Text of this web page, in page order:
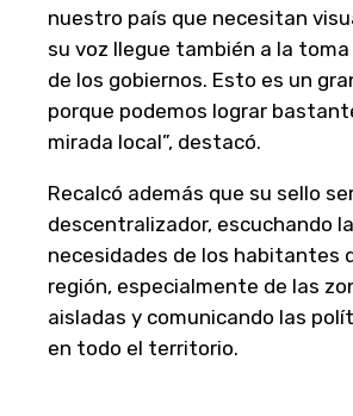
nuestro país que necesitan
su voz llegue también a la
de los gobiernos. Esto es un
porque podemos lograr
mirada local”, destacó.
Recalcó además que su sello
descentralizador, escuchando
necesidades de los habitantes
región, especialmente de las
aisladas y comunicando las
en todo el territorio.